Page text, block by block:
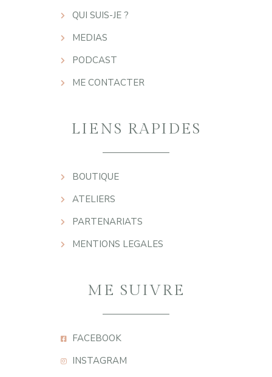
QUI SUIS-JE ?
MEDIAS
PODCAST
ME CONTACTER
LIENS RAPIDES
BOUTIQUE
ATELIERS
PARTENARIATS
MENTIONS LEGALES
ME SUIVRE
FACEBOOK
INSTAGRAM